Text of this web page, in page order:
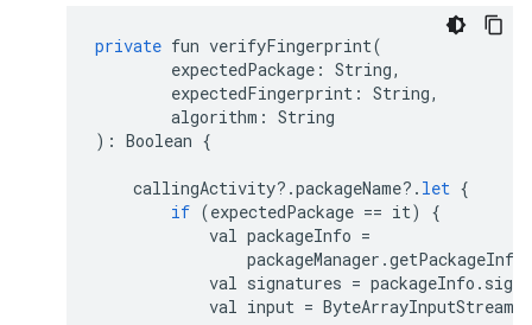
private fun verifyFingerprint(
expectedPackage : String,
expectedFingerprint : String,
algorithm : String
): Boolean {
callingActivity?.packageName?. let {
if (expectedPackage == it)
{
val packageInfo =
packageManager .getPackageInfo
val signatures = packageInfo .
val input = ByteArrayInputStream